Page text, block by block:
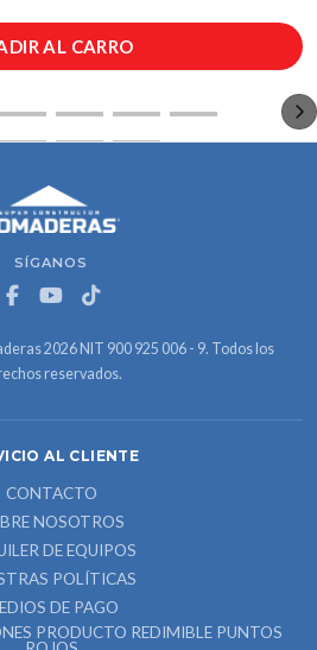
AL CARRO
SÍGANOS
2026 NIT 900 925 006 - 9. Todos los
reservados.
AL CLIENTE
CONTACTO
NOSOTROS
DE EQUIPOS
POLÍTICAS
DE PAGO
PRODUCTO REDIMIBLE PUNTOS